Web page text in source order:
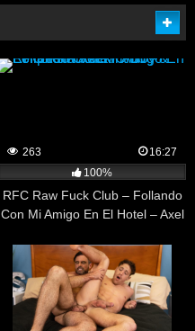
263
16:27
100%
RFC Raw Fuck Club – Follando
Con Mi Amigo En El Hotel – Axel